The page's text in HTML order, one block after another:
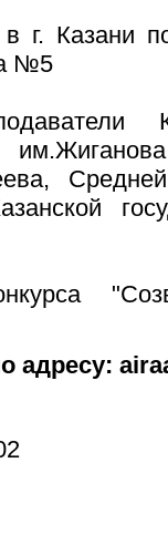
в г. Казани
№5
Средней
адресу: